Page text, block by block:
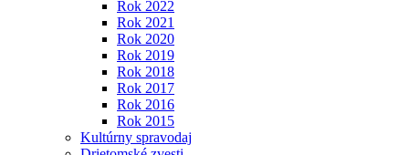
Rok 2022
Rok 2021
Rok 2020
Rok 2019
Rok 2018
Rok 2017
Rok 2016
Rok 2015
Kultúrny spravodaj